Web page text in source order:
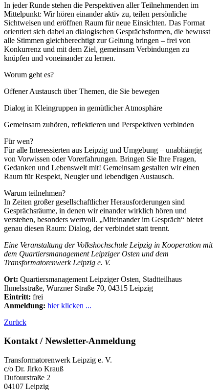
In jeder Runde stehen die Perspektiven aller Teilnehmenden im
Mittelpunkt: Wir hören einander aktiv zu, teilen persönliche
Sichtweisen und eröffnen Raum für neue Einsichten. Das Format
orientiert sich dabei an dialogischen Gesprächsformen, die bewusst
alle Stimmen gleichberechtigt zur Geltung bringen – frei von
Konkurrenz und mit dem Ziel, gemeinsam Verbindungen zu
knüpfen und voneinander zu lernen.
Worum geht es?
Offener Austausch über Themen, die Sie bewegen
Dialog in Kleingruppen in gemütlicher Atmosphäre
Gemeinsam zuhören, reflektieren und Perspektiven verbinden
Für wen?
Für alle Interessierten aus Leipzig und Umgebung – unabhängig
von Vorwissen oder Vorerfahrungen. Bringen Sie Ihre Fragen,
Gedanken und Lebenswelt mit! Gemeinsam gestalten wir einen
Raum für Respekt, Neugier und lebendigen Austausch.
Warum teilnehmen?
In Zeiten großer gesellschaftlicher Herausforderungen sind
Gesprächsräume, in denen wir einander wirklich hören und
verstehen, besonders wertvoll. „Miteinander im Gespräch“ bietet
genau diesen Raum: Dialog, der verbindet statt trennt.
Eine Veranstaltung der Volkshochschule Leipzig in Kooperation mit
dem Quartiersmanagement Leipziger Osten und dem
Transformatorenwerk Leipzig e. V.
Ort: Quartiersmanagement Leipziger Osten, Stadtteilhaus
Ihmelsstraße, Wurzner Straße 70, 04315 Leipzig
Eintritt: frei
Anmeldung: hier klicken ...
Zurück
Kontakt / Newsletter-Anmeldung
Transformatorenwerk Leipzig e. V.
c/o Dr. Jirko Krauß
Dufourstraße 2
04107 Leipzig